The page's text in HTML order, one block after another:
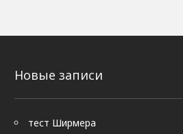
Новые записи
тест Ширмера